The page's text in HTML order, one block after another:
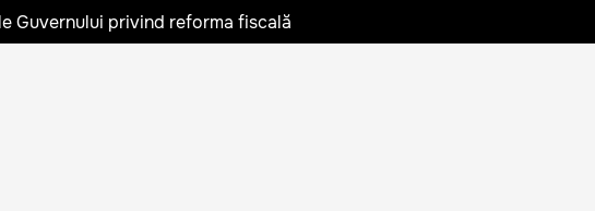
Guvernului privind reforma fiscală